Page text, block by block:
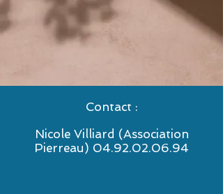
Contact :
Nicole Villiard (Association
Pierreau) 04.92.02.06.94